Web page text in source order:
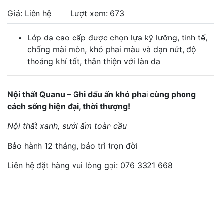
Giá: Liên hệ Lượt xem: 673
Lớp da cao cấp được chọn lựa kỹ lưỡng, tinh tế,
chống mài mòn, khó phai màu và dạn nứt, độ
thoáng khí tốt, thân thiện với làn da
Nội thất Quanu – Ghi dấu ấn khó phai cùng phong
cách sống hiện đại, thời thượng!
Nội thất xanh, sưởi ấm toàn cầu
Bảo hành 12 tháng, bảo trì trọn đời
Liên hệ đặt hàng vui lòng gọi: 076 3321 668